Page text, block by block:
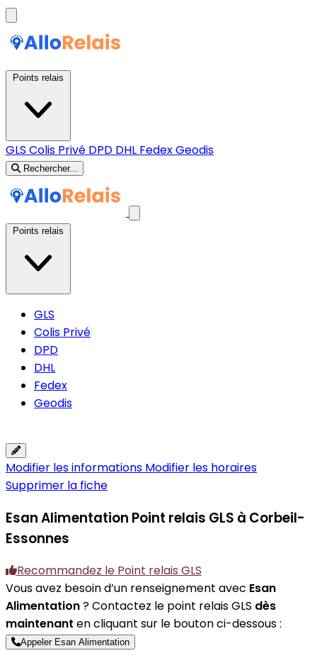
GLS Colis Privé DPD DHL FedexGeodis
Rechercher...
GLS
Colis Privé
DPD
DHL
Fedex
Geodis
Modifier les informations Modifier les horaires
Supprimer la fiche
Esan Alimentation Point relais GLS à Corbeil-
Essonnes
Recommandez le Point relais GLS
Vous avez besoin d’un renseignement avec Esan
Alimentation? Contactez le point relais GLS dès
maintenant en cliquant sur le bouton ci-dessous :
Appeler Esan Alimentation